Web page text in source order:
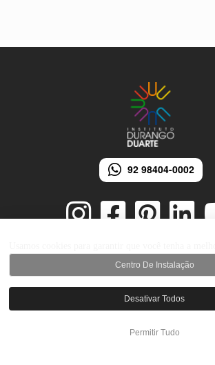
92 98404-0002
© 2026 Instituto Durango Duarte - Todos os
Desenvolvido por iMarketing Agência
Centro De Instalação
Desativar Todos
Permitir Tudo